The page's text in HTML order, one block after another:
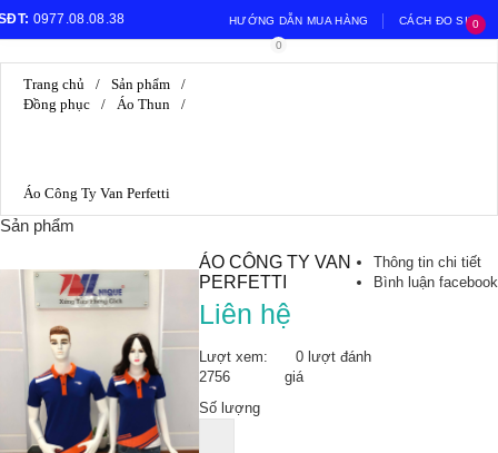
0977.08.08.38 HƯỚNG DẪN MUA HÀNG CÁCH ĐO SIZE
HƯỚNG DẪN ĐỔI TRẢ
0
0
Trang chủ / Sản phẩm
/
Đồng phục
/ Áo Thun /
Áo Công Ty Van Perfetti
Sản phẩm
ÁO CÔNG TY VAN
PERFETTI
Liên hệ
Lượt xem:
2756
0 lượt đánh
giá
Số lượng
Thông tin chi tiết
Bình luận facebook